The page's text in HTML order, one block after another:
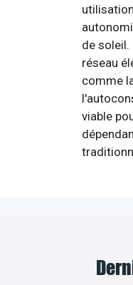
de soleil.
réseau
comme
viable